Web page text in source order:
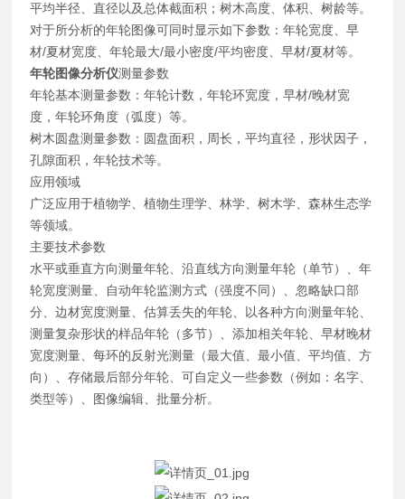
平均半径、直径以及总体截面积；树木高度、体积、树龄等。
对于所分析的年轮图像可同时显示如下参数：年轮宽度、早
材/夏材宽度、年轮最大/最小密度/平均密度、早材/夏材等。
年轮图像分析仪测量参数
年轮基本测量参数：年轮计数，年轮环宽度，早材/晚材宽
度，年轮环角度（弧度）等。
树木圆盘测量参数：圆盘面积，周长，平均直径，形状因子，
孔隙面积，年轮技术等。
应用领域
广泛应用于植物学、植物生理学、林学、树木学、森林生态学
等领域。
主要技术参数
水平或垂直方向测量年轮、沿直线方向测量年轮（单节）、年
轮宽度测量、自动年轮监测方式（强度不同）、忽略缺口部
分、边材宽度测量、估算丢失的年轮、以各种方向测量年轮、
测量复杂形状的样品年轮（多节）、添加相关年轮、早材晚材
宽度测量、每环的反射光测量（最大值、最小值、平均值、方
向）、存储最后部分年轮、可自定义一些参数（例如：名字、
类型等）、图像编辑、批量分析。